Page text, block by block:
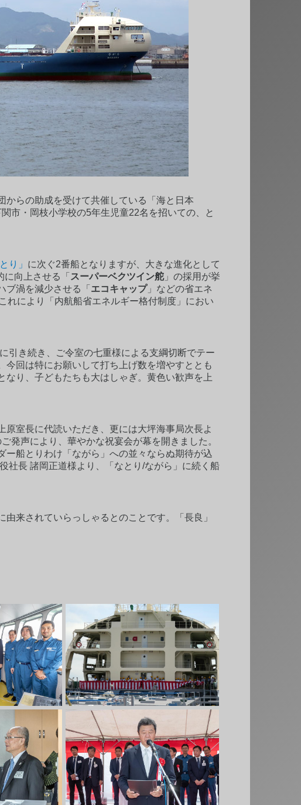
からの助成を受けて共催している「海と日本
市・岡枝小学校の5年生児童22名を招いての、と
り」 に次ぐ2番船となりますが、大きな進化として
に向上させる「 スーパーベクツイン舵」の採用が挙
ブ渦を減少させる「 エコキャップ」などの省エネ
れにより「内航船省エネルギー格付制度」におい
引き続き、ご令室の七重様による支綱切断でテー
回は特にお願いして打ち上げ数を増やすととも
り、子どもたちも大はしゃぎ。黄色い歓声を上
室長に代読いただき、更には大坪海事局次長よ
発声により、華やかな祝宴会が幕を開きました。
船とりわけ「ながら」への並々ならぬ期待が込
社長 諸岡正道様より、「なとり/ながら」に続く船
来されていらっしゃるとのことです。「長良」